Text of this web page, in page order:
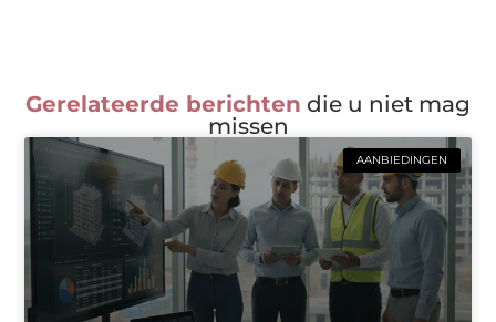
Gerelateerde berichten die u niet mag
missen
AANBIEDINGEN